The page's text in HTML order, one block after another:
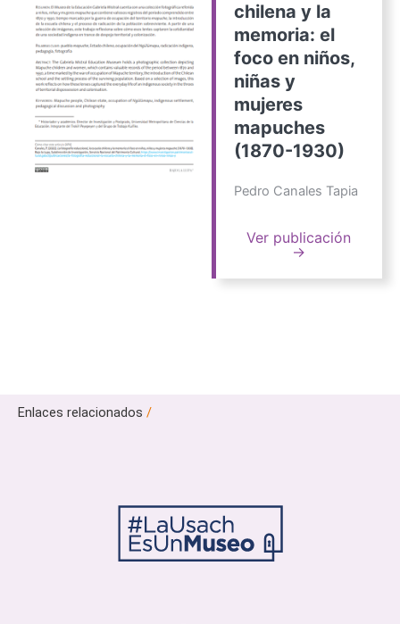
chilena y la
memoria: el
foco en niños,
niñas y
mujeres
mapuches
(1870-1930)
Pedro Canales Tapia
Ver publicación
→
Enlaces relacionados /